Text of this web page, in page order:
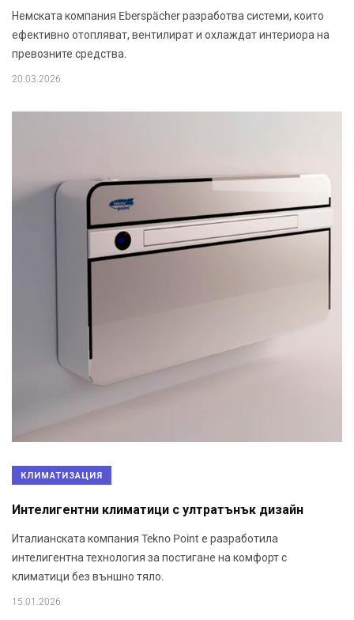
Немската компания Eberspächer разработва системи, които
ефективно отопляват, вентилират и охлаждат интериора на
превозните средства.
20.03.2026
КЛИМАТИЗАЦИЯ
Интелигентни климатици с ултратънък дизайн
Италианската компания Tekno Point е разработила
интелигентна технология за постигане на комфорт с
климатици без външно тяло.
15.01.2026